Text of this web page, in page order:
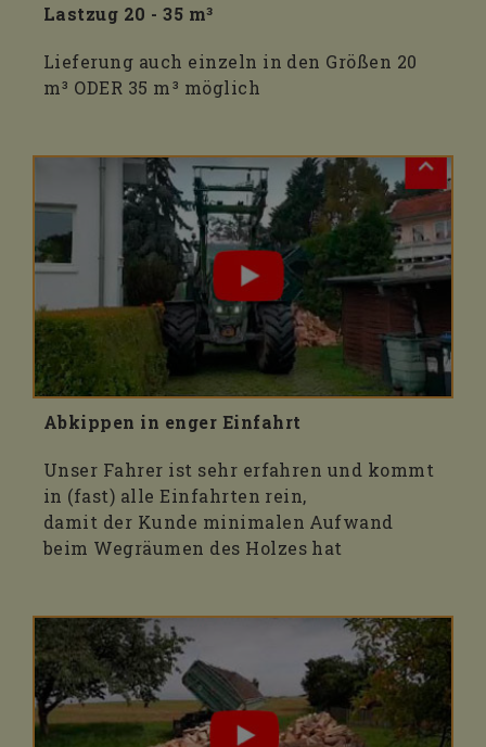
Lastzug 20 - 35 m³
Lieferung auch einzeln in den Größen 20
m³ ODER 35 m³ möglich
Abkippen in enger Einfahrt
Unser Fahrer ist sehr erfahren und kommt
in (fast) alle Einfahrten rein,
damit der Kunde minimalen Aufwand
beim Wegräumen des Holzes hat